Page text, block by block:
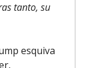
tanto, su
esquiva